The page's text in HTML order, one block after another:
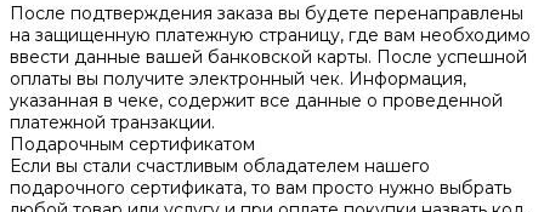
После подтверждения заказа вы будете перенаправлены
на защищенную платежную страницу, где вам необходимо
ввести данные вашей банковской карты. После успешной
оплаты вы получите электронный чек. Информация,
указанная в чеке, содержит все данные о проведенной
платежной транзакции.
Подарочным сертификатом
Если вы стали счастливым обладателем нашего
подарочного сертификата, то вам просто нужно выбрать